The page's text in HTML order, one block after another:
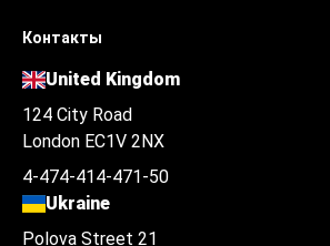
Контакты
United Kingdom
124 City Road
London EC1V 2NX
4-474-414-471-50
Ukraine
Polova Street 21